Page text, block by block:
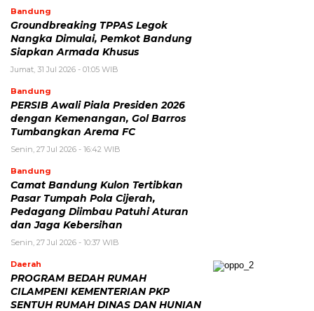
Bandung
Groundbreaking TPPAS Legok
Nangka Dimulai, Pemkot Bandung
Siapkan Armada Khusus
Jumat, 31 Jul 2026 - 01:05 WIB
Bandung
PERSIB Awali Piala Presiden 2026
dengan Kemenangan, Gol Barros
Tumbangkan Arema FC
Senin, 27 Jul 2026 - 16:42 WIB
Bandung
Camat Bandung Kulon Tertibkan
Pasar Tumpah Pola Cijerah,
Pedagang Diimbau Patuhi Aturan
dan Jaga Kebersihan
Senin, 27 Jul 2026 - 10:37 WIB
Daerah
PROGRAM BEDAH RUMAH
CILAMPENI KEMENTERIAN PKP
SENTUH RUMAH DINAS DAN HUNIAN